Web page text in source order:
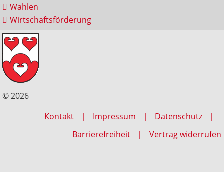
Wahlen
Wirtschaftsförderung
© 2026
Kontakt
Impressum
Datenschutz
Barrierefreiheit
Vertrag widerrufen